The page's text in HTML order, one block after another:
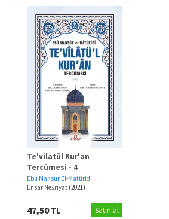
Te'vilatül Kur'an
Tercümesi - 4
Ebu Mansur El-Matüridi
Ensar Neşriyat (2021)
47,50TL Satın al